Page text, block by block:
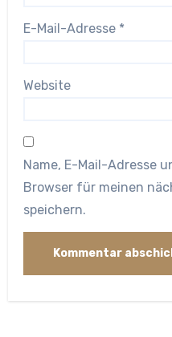
E-Mail-Adresse *
Website
Name, E-Mail-Adresse
Browser für meinen
speichern.